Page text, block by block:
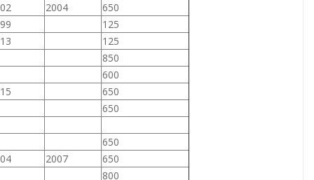
2004
650
125
125
850
600
650
650
650
2007
650
800